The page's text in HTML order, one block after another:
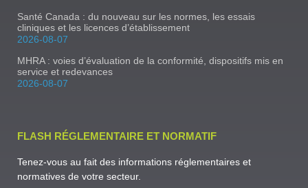
Santé Canada : du nouveau sur les normes, les essais
cliniques et les licences d’établissement
2026-08-07
MHRA : voies d’évaluation de la conformité, dispositifs mis en
service et redevances
2026-08-07
FLASH RÉGLEMENTAIRE ET NORMATIF
Tenez-vous au fait des informations réglementaires et
normatives de votre secteur.